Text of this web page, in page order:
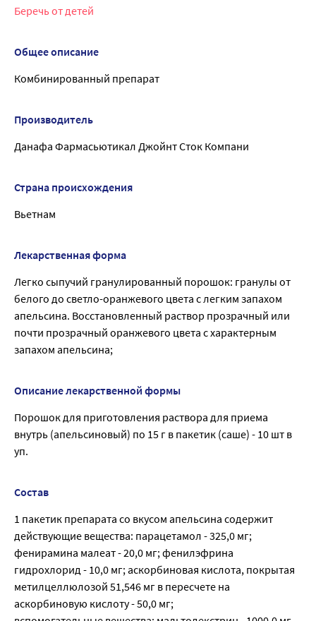
Беречь от детей
Общее описание
Комбинированный препарат
Производитель
Данафа Фармасьютикал Джойнт Сток Компани
Страна происхождения
Вьетнам
Лекарственная форма
Легко сыпучий гранулированный порошок: гранулы от
белого до светло-оранжевого цвета с легким запахом
апельсина. Восстановленный раствор прозрачный или
почти прозрачный оранжевого цвета с характерным
запахом апельсина;
Описание лекарственной формы
Порошок для приготовления раствора для приема
внутрь (апельсиновый) по 15 г в пакетик (саше) - 10 шт в
уп.
Состав
1 пакетик препарата со вкусом апельсина содержит
действующие вещества: парацетамол - 325,0 мг;
фенирамина малеат - 20,0 мг; фенилэфрина
гидрохлорид - 10,0 мг; аскорбиновая кислота, покрытая
метилцеллюлозой 51,546 мг в пересчете на
аскорбиновую кислоту - 50,0 мг;